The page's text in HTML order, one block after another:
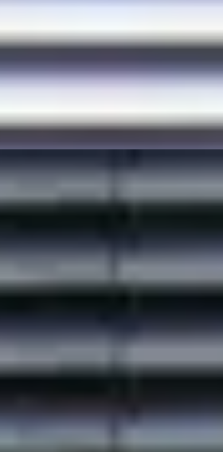
· Automaat
in Houten· Houten 4,3(306)